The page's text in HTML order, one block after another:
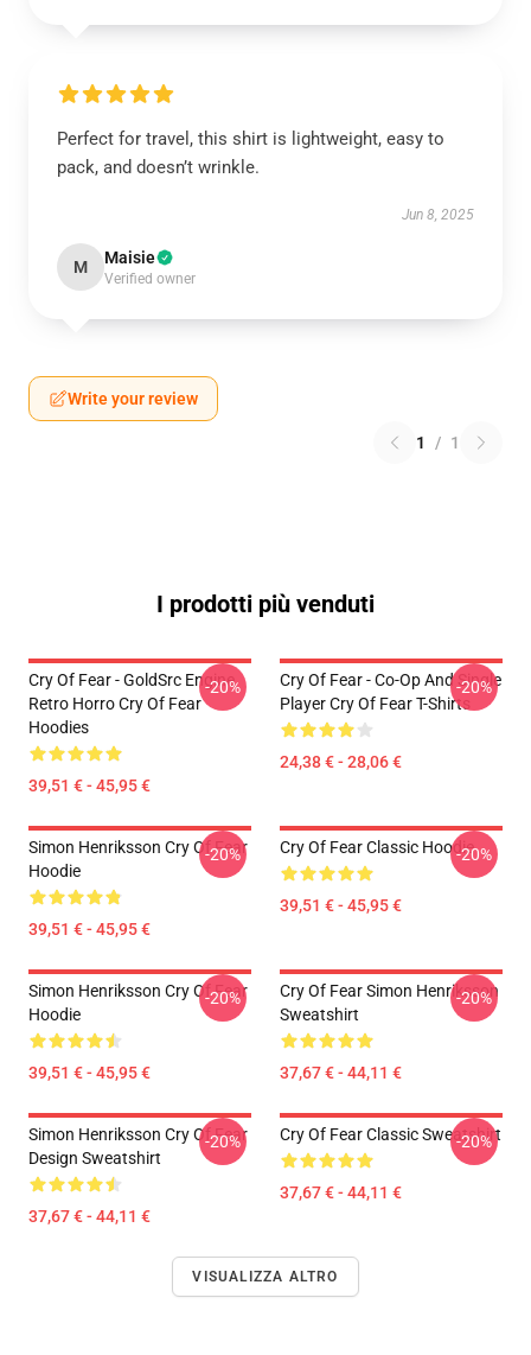
Perfect for travel, this shirt is lightweight, easy to
pack, and doesn’t wrinkle.
Jun 8, 2025
M Maisie
Verified owner
Write your review
1 / 1
I prodotti più venduti
Cry Of Fear - GoldSrc Engine
Retro Horro Cry Of Fear
Hoodies
39,51 € - 45,95 €
-20%
Cry Of Fear - Co-Op And Single
Player Cry Of Fear T-Shirts
24,38 € - 28,06 €
-20%
Simon Henriksson Cry Of Fear
Hoodie
39,51 € - 45,95 €
-20% Cry Of Fear Classic Hoodie
39,51 € - 45,95 €
-20%
Simon Henriksson Cry Of Fear
Hoodie
39,51 € - 45,95 €
-20%
Cry Of Fear Simon Henriksson
Sweatshirt
37,67 € - 44,11 €
-20%
Simon Henriksson Cry Of Fear
Design Sweatshirt
37,67 € - 44,11 €
-20% Cry Of Fear Classic Sweatshirt
37,67 € - 44,11 €
-20%
VISUALIZZA ALTRO